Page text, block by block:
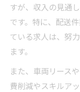
すが、収入の見通
です。特に、配送
ている求人は、努
ます。
また、車両リース
費削減やスキルア